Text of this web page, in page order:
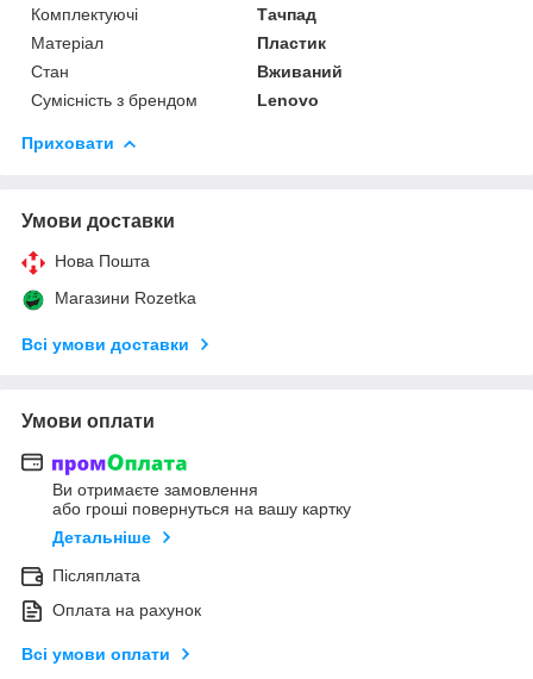
Комплектуючі
Тачпад
Матеріал
Пластик
Стан
Вживаний
Сумісність з брендом
Lenovo
Приховати
Умови доставки
Нова Пошта
Магазини Rozetka
Всі умови доставки
Умови оплати
Ви отримаєте замовлення
або гроші повернуться на вашу картку
Детальніше
Післяплата
Оплата на рахунок
Всі умови оплати